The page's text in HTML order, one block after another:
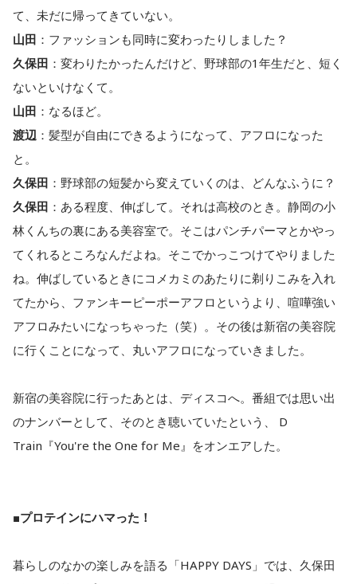
て、未だに帰ってきていない。
山田 ：ファッションも同時に変わったりしました？
久保田 ：変わりたかったんだけど、野球部の1年生だと、短く
ないといけなくて。
山田 ：なるほど。
渡辺 ：髪型が自由にできるようになって、アフロになった
と。
久保田 ：野球部の短髪から変えていくのは、どんなふうに？
久保田 ：ある程度、伸ばして。それは高校のとき。静岡の小
林くんちの裏にある美容室で。そこはパンチパーマとかやっ
てくれるところなんだよね。そこでかっこつけてやりました
ね。伸ばしているときにコメカミのあたりに剃りこみを入れ
てたから、ファンキーピーポーアフロというより、喧嘩強い
アフロみたいになっちゃった（笑）。その後は新宿の美容院
に行くことになって、丸いアフロになっていきました。
新宿の美容院に行ったあとは、ディスコへ。番組では思い出
のナンバーとして、そのとき聴いていたという、 D
Train『You're the One for Me』をオンエアした。
■プロテインにハマった！
暮らしのなかの楽しみを語る「HAPPY DAYS」では、久保田